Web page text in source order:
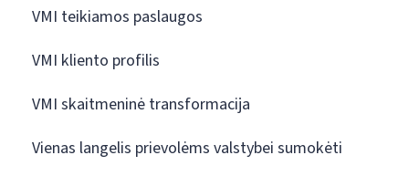
VMI teikiamos paslaugos
VMI kliento profilis
VMI skaitmeninė transformacija
Vienas langelis prievolėms valstybei sumokėti